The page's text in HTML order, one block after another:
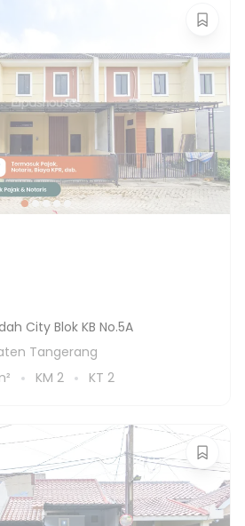
City Blok KB No.5A
Tangerang
KM 2 KT 2